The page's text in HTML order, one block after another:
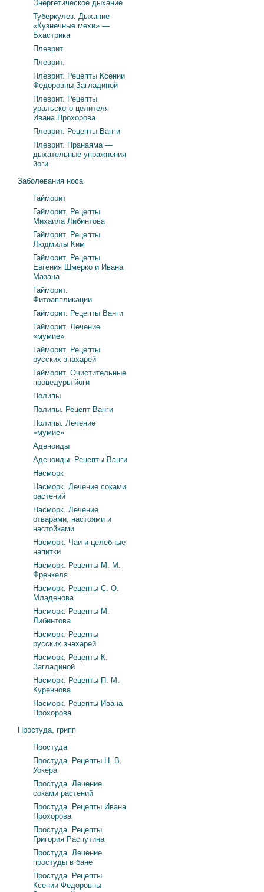
Энергетическое дыхание
Туберкулез. Дыхание
«Кузнечные мехи» —
Бхастрика
Плеврит
Плеврит.
Плеврит. Рецепты Ксении
Федоровны Загладиной
Плеврит. Рецепты
уральского целителя
Ивана Прохорова
Плеврит. Рецепты Ванги
Плеврит. Пранаяма —
дыхательные упражнения
йоги
Заболевания носа
Гайморит
Гайморит. Рецепты
Михаила Либинтова
Гайморит. Рецепты
Людмилы Ким
Гайморит. Рецепты
Евгения Шмерко и Ивана
Мазана
Гайморит.
Фитоаппликации
Гайморит. Рецепты Ванги
Гайморит. Лечение
«мумие»
Гайморит. Рецепты
русских знахарей
Гайморит. Очистительные
процедуры йоги
Полипы
Полипы. Рецепт Ванги
Полипы. Лечение
«мумие»
Аденоиды
Аденоиды. Рецепты Ванги
Насморк
Насморк. Лечение соками
растений
Насморк. Лечение
отварами, настоями и
настойками
Насморк. Чаи и целебные
напитки
Насморк. Рецепты М. М.
Френкеля
Насморк. Рецепты С. О.
Младенова
Насморк. Рецепты М.
Либинтова
Насморк. Рецепты
русских знахарей
Насморк. Рецепты К.
Загладиной
Насморк. Рецепты П. М.
Куреннова
Насморк. Рецепты Ивана
Прохорова
Простуда, грипп
Простуда
Простуда. Рецепты Н. В.
Уокера
Простуда. Лечение
соками растений
Простуда. Рецепты Ивана
Прохорова
Простуда. Рецепты
Григория Распутина
Простуда. Лечение
простуды в бане
Простуда. Рецепты
Ксении Федоровны